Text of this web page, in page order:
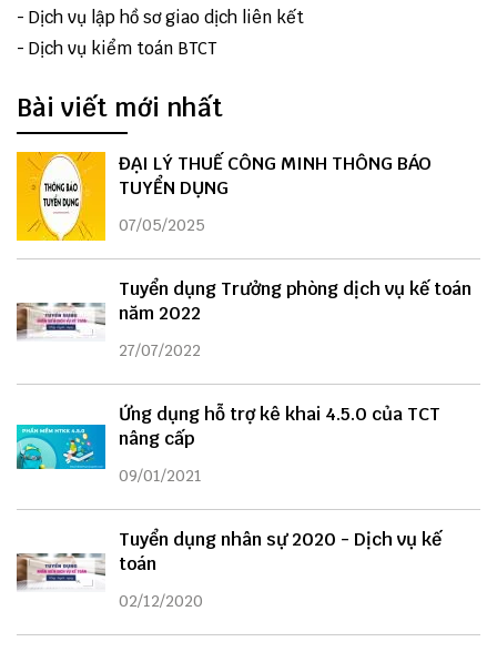
- Dịch vụ lập hồ sơ giao dịch liên kết
- Dịch vụ kiểm toán BTCT
Bài viết mới nhất
ĐẠI LÝ THUẾ CÔNG MINH THÔNG BÁO
TUYỂN DỤNG
07/05/2025
Tuyển dụng Trưởng phòng dịch vụ kế toán
năm 2022
27/07/2022
Ứng dụng hỗ trợ kê khai 4.5.0 của TCT
nâng cấp
09/01/2021
Tuyển dụng nhân sự 2020 - Dịch vụ kế
toán
02/12/2020